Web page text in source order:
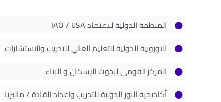
المنظمة الدولية للاعتماد IAO / USA
الاوروبية الدولية للتعليم العالي للتدريب والاستشارات
المركز القومي لبحوث الإسكان و البناء
أكاديمية النور الدولية للتدريب واعداد القادة / ماليزيا